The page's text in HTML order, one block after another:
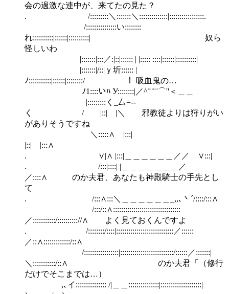
会の過激な連中が、来てたの見た？
. /:::::::::＼:::::::＼::::::::::::::|:::::::::::::::::.
/:::::::::::::::い::::::::
れ::::::::::|::::::|::::::::::| 奴ら
怪しいわ
|:::::::|:::／:|::|:::::: | |::::: ::::|::::::|::::::::::|
|:::::::|/::|ｙ圻:::::: |
ﾉ:::::::::::|::::::|::::::::/ ！ 吸血鬼の…
ﾉ1::::いﾊ У::::::::|／^¨¨¨¨⌒''＜＿＿
|:::::::::く_厶=-‐
く / |::| |＼ 邪教徒よりは狩りがい
がありそうですね
＼:::::∧ |:::|
|::| |:::∧
. ∨|∧ |:::|＿＿＿＿＿＿／／ ∨:::|
. /:::|::::| |＿＿＿＿＿＿__／
／::::∧ のか夫君、あなたも神殿騎士の手先とし
て
. /:::∧:::＼＿＿＿＿＿＿_,,､丶´/::::/:::∧
/:::/::∧:::::::::::::::::::::::::::::::::
／:::::::::::/:::::::::://∧ よく見ておくんですよ
. /::::::::/::::|::::::::::::::::::::::::::::／::::::
／::∧:::::::::::::/::∧
/:::::::::::::::::|::::::::::::::::::::::::::/::::::／:::::::|
＼:::::::::::/::∧ のか夫君「（修行
だけでそこまでは…）
,､イ::::::::::::::: /|＿＿:::::::::::::::|::::::::::::::::::::|